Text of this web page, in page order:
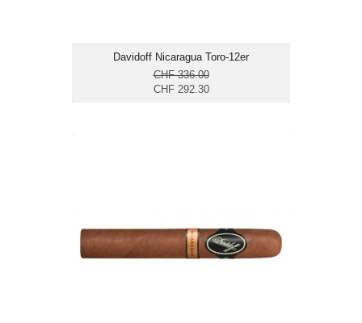
Davidoff Nicaragua Toro-12er
CHF 336.00
CHF 292.30
Ringmass: 54
Länge: 14
mittelkräftig bis kräftig